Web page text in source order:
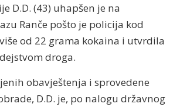
D.D. (43) uhapšen je na
Ranče pošto je policija kod
od 22 grama kokaina i utvrdila
droga.
obavještenja i sprovedene
D.D. je, po nalogu državnog